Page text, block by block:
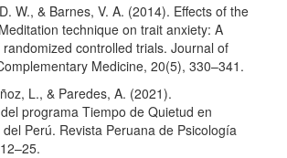
W., & Barnes, V. A. (2014). Effects of the
technique on trait anxiety: A
controlled trials. Journal of
Medicine, 20(5), 330–341.
L., & Paredes, A. (2021).
programa Tiempo de Quietud en
Perú. Revista Peruana de Psicología